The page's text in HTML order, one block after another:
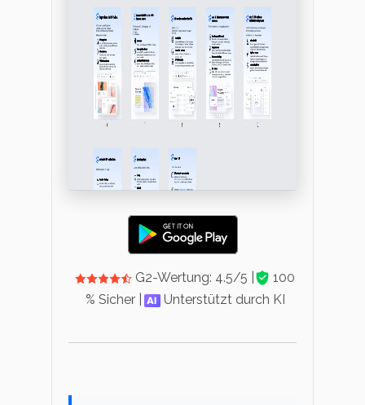
G2-Wertung: 4.5/5 |
100
% Sicher |
Unterstützt durch KI